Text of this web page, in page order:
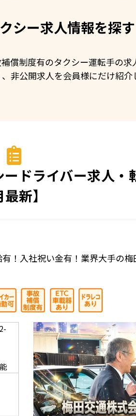
シー求人情報を探す
償制度有のタクシー運転手の求
非公開求人を会員様にだけ紹介
ドライバー求人
新】
！入社祝い金有！業界大手の